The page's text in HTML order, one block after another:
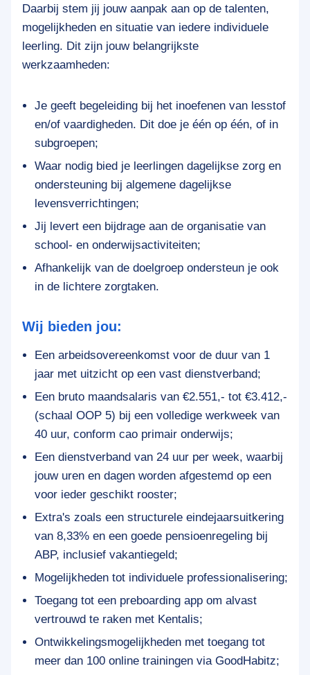
Daarbij stem jij jouw aanpak aan op de talenten,
mogelijkheden en situatie van iedere individuele
leerling. Dit zijn jouw belangrijkste
werkzaamheden:
Je geeft begeleiding bij het inoefenen van lesstof
en/of vaardigheden. Dit doe je één op één, of in
subgroepen;
Waar nodig bied je leerlingen dagelijkse zorg en
ondersteuning bij algemene dagelijkse
levensverrichtingen;
Jij levert een bijdrage aan de organisatie van
school- en onderwijsactiviteiten;
Afhankelijk van de doelgroep ondersteun je ook
in de lichtere zorgtaken.
Wij bieden jou:
Een arbeidsovereenkomst voor de duur van 1
jaar met uitzicht op een vast dienstverband;
Een bruto maandsalaris van €2.551,- tot €3.412,-
(schaal OOP 5) bij een volledige werkweek van
40 uur, conform cao primair onderwijs;
Een dienstverband van 24 uur per week, waarbij
jouw uren en dagen worden afgestemd op een
voor ieder geschikt rooster;
Extra's zoals een structurele eindejaarsuitkering
van 8,33% en een goede pensioenregeling bij
ABP, inclusief vakantiegeld;
Mogelijkheden tot individuele professionalisering;
Toegang tot een preboarding app om alvast
vertrouwd te raken met Kentalis;
Ontwikkelingsmogelijkheden met toegang tot
meer dan 100 online trainingen via GoodHabitz;